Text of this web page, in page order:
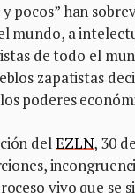
pocos” han
mundo, a
de todo el
zapatistas
poderes
delEZLN, 30
vivo que se